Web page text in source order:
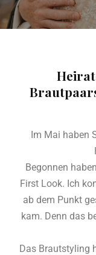
Im Mai haben
Begonnen
First Look. Ich
ab dem Punkt
kam. Denn das
Das Brautstyling